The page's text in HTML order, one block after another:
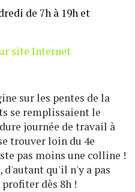
de 7h à 19h et
site Internet
sur les pentes de la
se remplissaient le
journée de travail à
trouver loin du 4e
pas moins une colline !
d'autant qu'il n'y a pas
dès 8h !